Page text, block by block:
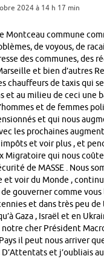
2024 à 14 h 17 min
Montceau commune
de voyous, de
des communes, des
et bien d’autres
chauffeurs de taxis qui
et au milieu de ceci une
et de femmes
et qui nous
les prochaines
et voir plus , et
Migratoire qui nous
de MASSE . Nous
et voir du Monde ,
gouverner comme vous
et dans très peu
Gaza , Israël et en
cher Président
il peut nous arriver
D’Attentats et j’oubliais